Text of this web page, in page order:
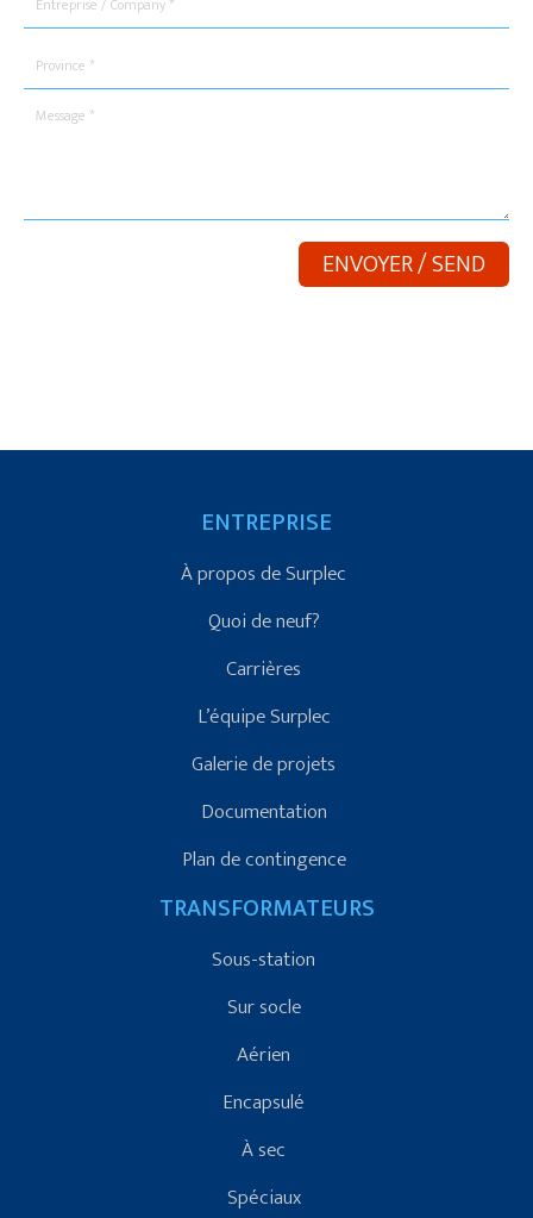
ENTREPRISE
À propos de Surplec
Quoi de neuf?
Carrières
L’équipe Surplec
Galerie de projets
Documentation
Plan de contingence
TRANSFORMATEURS
Sous-station
Sur socle
Aérien
Encapsulé
À sec
Spéciaux